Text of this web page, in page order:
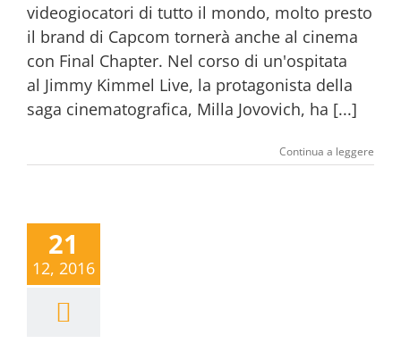
videogiocatori di tutto il mondo, molto presto
il brand di Capcom tornerà anche al cinema
con Final Chapter. Nel corso di un'ospitata
al Jimmy Kimmel Live, la protagonista della
saga cinematografica, Milla Jovovich, ha [...]
Continua a leggere
21
12, 2016